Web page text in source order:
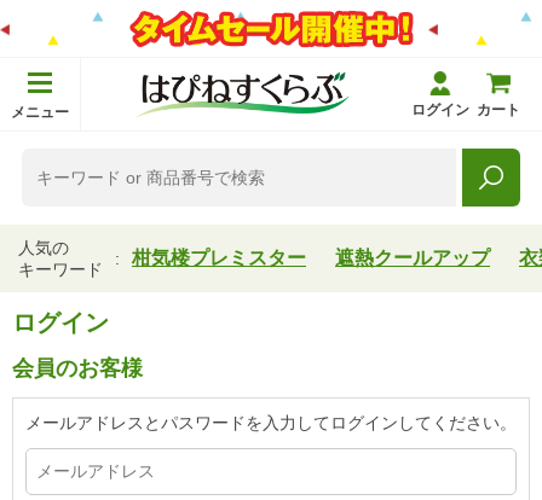
メニュー ログイン カート
人気の
キーワード
柑気楼プレミスター 遮熱クールアップ 衣
ログイン
会員のお客様
メールアドレスとパスワードを入力してログインしてください。